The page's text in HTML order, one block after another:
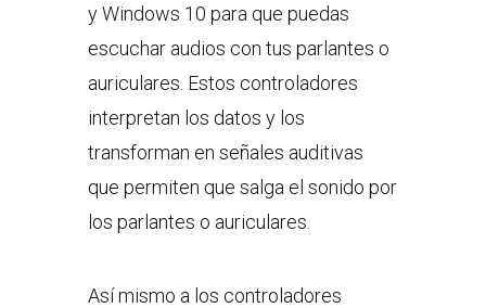
y Windows 10 para que puedas
escuchar audios con tus parlantes o
auriculares. Estos controladores
interpretan los datos y los
transforman en señales auditivas
que permiten que salga el sonido por
los parlantes o auriculares.
Así mismo a los controladores